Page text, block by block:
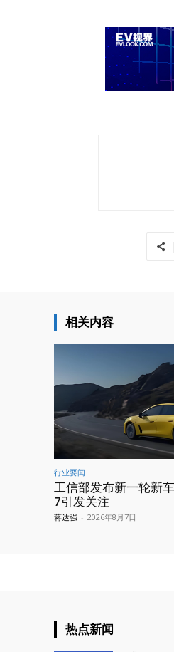
相关内容
行业要闻
工信部发布新一轮新
7引发关注
蒋达强 - 2026年8月7日
热点新闻